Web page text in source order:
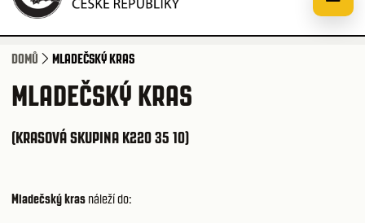
DOMŮ MLADEČSKÝ KRAS
MLADEČSKÝ KRAS
(KRASOVÁ SKUPINA K220 35 10)
Mladečský kras náleží do: